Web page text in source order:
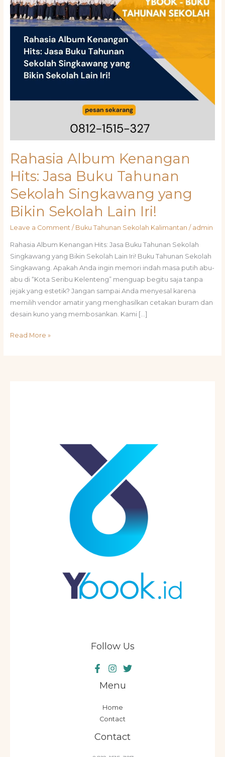
Rahasia Album Kenangan
Hits: Jasa Buku Tahunan
Sekolah Singkawang yang
Bikin Sekolah Lain Iri!
Leave a Comment / Buku Tahunan Sekolah Kalimantan / admin
Rahasia Album Kenangan Hits: Jasa Buku Tahunan Sekolah
Singkawang yang Bikin Sekolah Lain Iri! Buku Tahunan Sekolah
Singkawang. Apakah Anda ingin memori indah masa putih abu-
abu di “Kota Seribu Kelenteng” menguap begitu saja tanpa
jejak yang estetik? Jangan sampai Anda menyesal karena
memilih vendor amatir yang menghasilkan cetakan buram dan
desain kuno yang membosankan. Kami […]
Bikin
Sekolah
Lain
Read More »
Follow Us
Menu
Home
Contact
Contact